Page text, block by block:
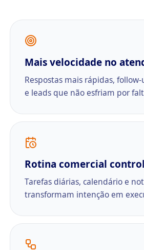
Mais velocidade no
Respostas mais rápidas,
e leads que não esfriam por
Rotina comercial
Tarefas diárias, calendário e
transformam intenção em